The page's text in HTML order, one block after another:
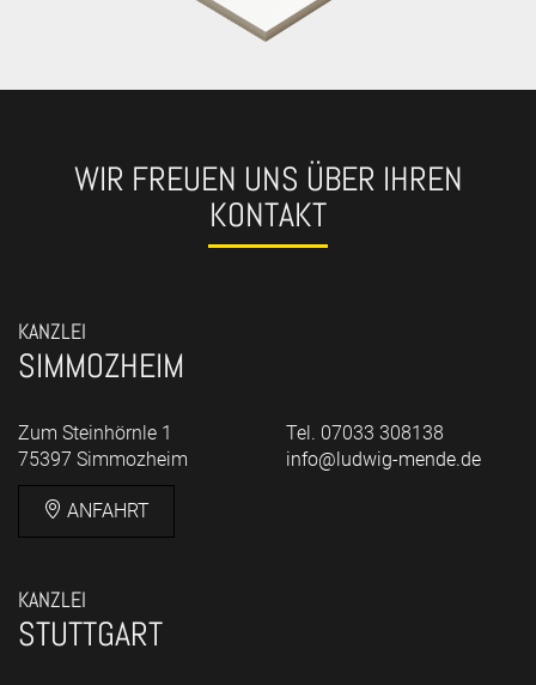
WIR FREUEN UNS ÜBER IHREN
KONTAKT
KANZLEI
SIMMOZHEIM
Zum Steinhörnle 1
75397 Simmozheim
ANFAHRT
Tel. 07033 308138
info@ludwig-mende.de
KANZLEI
STUTTGART